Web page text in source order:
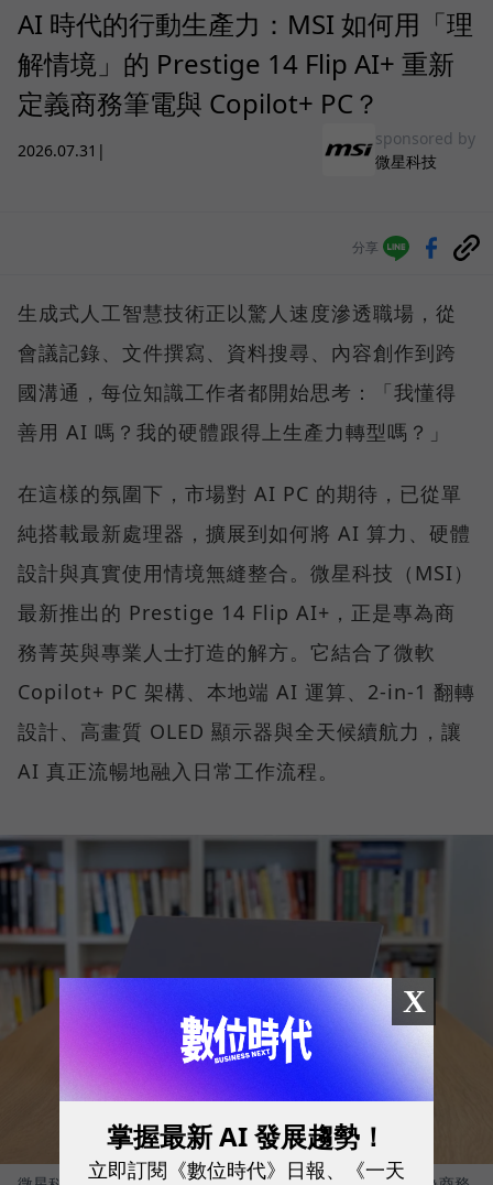
AI 時代的行動生產力：MSI 如何用「理
解情境」的 Prestige 14 Flip AI+ 重新
定義商務筆電與 Copilot+ PC？
2026.07.31 |
sponsored by
微星科技
分享
生成式人工智慧技術正以驚人速度滲透職場，從
會議記錄、文件撰寫、資料搜尋、內容創作到跨
國溝通，每位知識工作者都開始思考：「我懂得
善用 AI 嗎？我的硬體跟得上生產力轉型嗎？」
在這樣的氛圍下，市場對 AI PC 的期待，已從單
純搭載最新處理器，擴展到如何將 AI 算力、硬體
設計與真實使用情境無縫整合。微星科技（MSI）
最新推出的 Prestige 14 Flip AI+，正是專為商
務菁英與專業人士打造的解方。它結合了微軟
Copilot+ PC 架構、本地端 AI 運算、2-in-1 翻轉
設計、高畫質 OLED 顯示器與全天候續航力，讓
AI 真正流暢地融入日常工作流程。
X
掌握最新 AI 發展趨勢！
立即訂閱《數位時代》日報、《一天